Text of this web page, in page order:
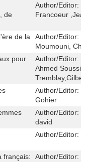
de
Author/Editor:
Francoeur
de la
Author/Editor:
Moumouni,
pour
Author/Editor:
Ahmed
Author/Editor:
Gohier
Author/Editor:
david
Author/Editor:
français:
Author/Editor: